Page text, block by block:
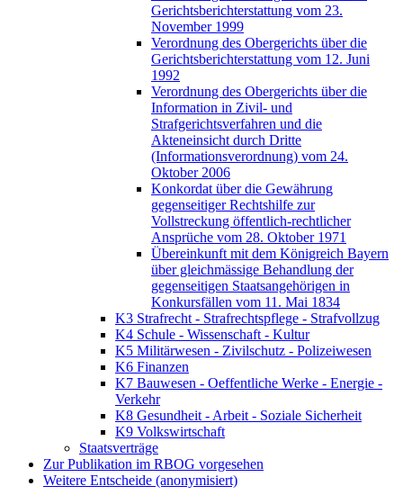
Gerichtsberichterstattung vom 23.
November 1999
Verordnung des Obergerichts über die
Gerichtsberichterstattung vom 12. Juni
1992
Verordnung des Obergerichts über die
Information in Zivil- und
Strafgerichtsverfahren und die
Akteneinsicht durch Dritte
(Informationsverordnung) vom 24.
Oktober 2006
Konkordat über die Gewährung
gegenseitiger Rechtshilfe zur
Vollstreckung öffentlich-rechtlicher
Ansprüche vom 28. Oktober 1971
Übereinkunft mit dem Königreich Bayern
über gleichmässige Behandlung der
gegenseitigen Staatsangehörigen in
Konkursfällen vom 11. Mai 1834
K3 Strafrecht - Strafrechtspflege - Strafvollzug
K4 Schule - Wissenschaft - Kultur
K5 Militärwesen - Zivilschutz - Polizeiwesen
K6 Finanzen
K7 Bauwesen - Oeffentliche Werke - Energie -
Verkehr
K8 Gesundheit - Arbeit - Soziale Sicherheit
K9 Volkswirtschaft
Staatsverträge
Zur Publikation im RBOG vorgesehen
Weitere Entscheide (anonymisiert)